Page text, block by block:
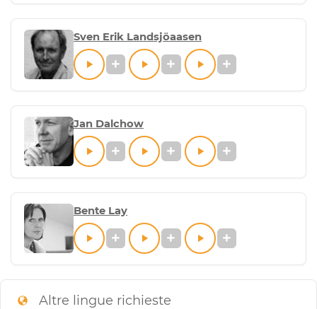
Sven Erik Landsjöaasen
Jan Dalchow
Bente Lay
Altre lingue richieste